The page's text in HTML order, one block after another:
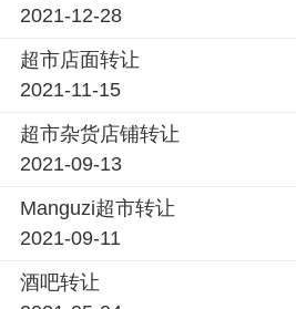
2021-12-28
超市店面转让
2021-11-15
超市杂货店铺转让
2021-09-13
Manguzi超市转让
2021-09-11
酒吧转让